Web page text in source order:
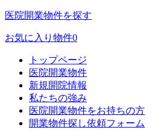
医院開業物件を探す
お気に入り物件0
トップページ
医院開業物件
新規開院情報
私たちの強み
医院開業物件をお持ちの方
開業物件探し依頼フォーム